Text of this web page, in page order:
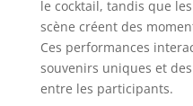
le cocktail, tandis que
scène créent des
Ces performances
souvenirs uniques et
entre les participants.